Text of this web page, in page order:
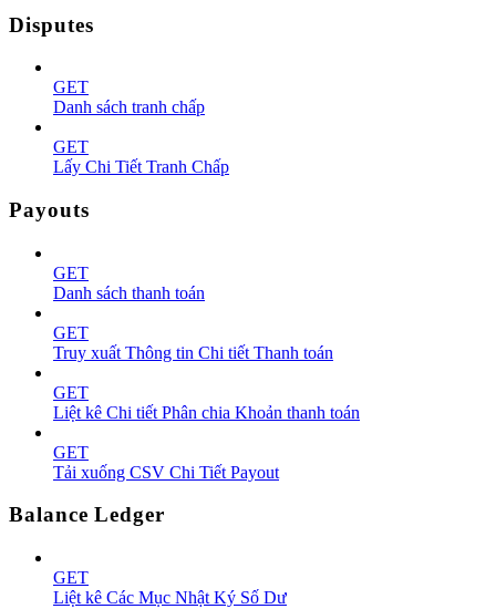
Disputes
GET
Danh sách tranh chấp
GET
Lấy Chi Tiết Tranh Chấp
Payouts
GET
Danh sách thanh toán
GET
Truy xuất Thông tin Chi tiết Thanh toán
GET
Liệt kê Chi tiết Phân chia Khoản thanh toán
GET
Tải xuống CSV Chi Tiết Payout
Balance Ledger
GET
Liệt kê Các Mục Nhật Ký Số Dư